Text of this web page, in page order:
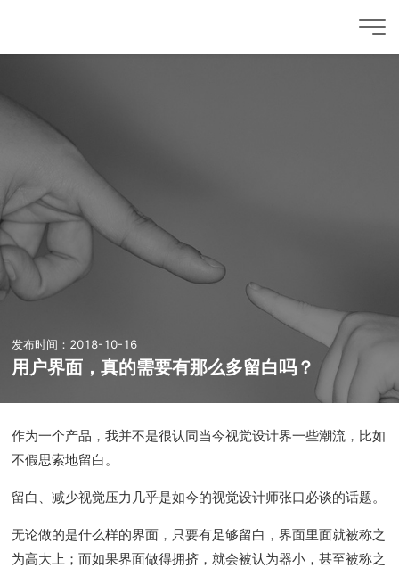
发布时间：2018-10-16
用户界面，真的需要有那么多留白吗？
作为一个产品，我并不是很认同当今视觉设计界一些潮流，比如
不假思索地留白。
留白、减少视觉压力几乎是如今的视觉设计师张口必谈的话题。
无论做的是什么样的界面，只要有足够留白，界面里面就被称之
为高大上；而如果界面做得拥挤，就会被认为器小，甚至被称之